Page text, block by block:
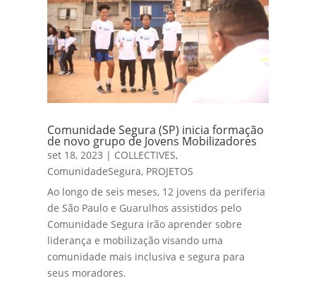
Comunidade Segura (SP) inicia formação
de novo grupo de Jovens Mobilizadores
set 18, 2023 | COLLECTIVES,
ComunidadeSegura, PROJETOS
Ao longo de seis meses, 12 jovens da periferia
de São Paulo e Guarulhos assistidos pelo
Comunidade Segura irão aprender sobre
liderança e mobilização visando uma
comunidade mais inclusiva e segura para
seus moradores.